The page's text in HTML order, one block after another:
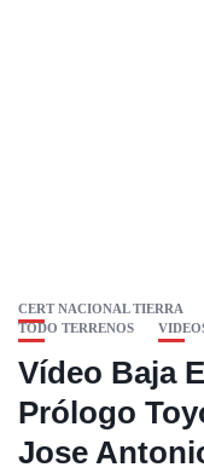
CERT NACIONAL TIERRA
TODO TERRENOS
Vídeo Baja
Prólogo
Jose